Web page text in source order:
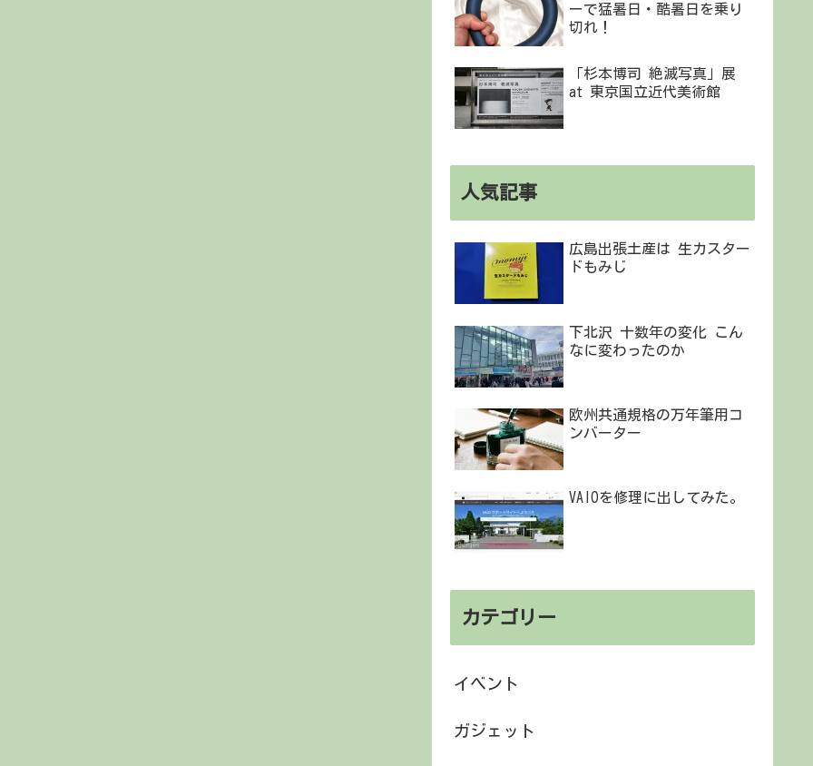
ーで猛暑日・酷暑日を乗り
切れ！
「杉本博司 絶滅写真」展
at 東京国立近代美術館
人気記事
広島出張土産は 生カスター
ドもみじ
下北沢 十数年の変化 こん
なに変わったのか
欧州共通規格の万年筆用コ
ンバーター
VAIOを修理に出してみた。
カテゴリー
イベント
ガジェット